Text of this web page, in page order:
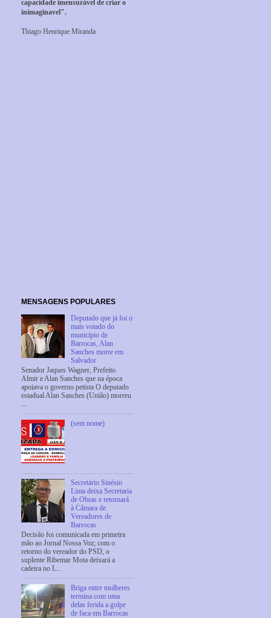
capacidade imensurável de criar o
inimaginavel".
Thiago Henrique Miranda
MENSAGENS POPULARES
Deputado que já foi o
mais votado do
município de
Barrocas, Alan
Sanches morre em
Salvador
Senador Jaques Wagner, Prefeito
Almir e Alan Sanches que na época
apoiava o governo petista O deputado
estadual Alan Sanches (União) morreu
...
(sem nome)
Secretário Sinésio
Lima deixa Secretaria
de Obras e retornará
à Câmara de
Vereadores de
Barrocas
Decisão foi comunicada em primeira
mão ao Jornal Nossa Voz; com o
retorno do vereador do PSD, o
suplente Ribemar Mota deixará a
cadeira no L...
Briga entre mulheres
termina com uma
delas ferida a golpe
de faca em Barrocas